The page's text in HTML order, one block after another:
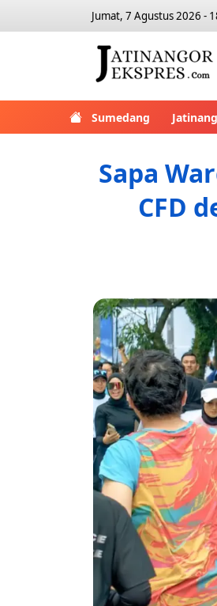
Jumat, 7 Agustus 2026 -
Sumedang
Sapa
CFD